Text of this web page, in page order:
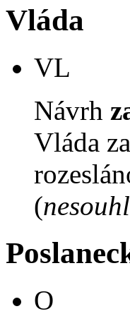
Vláda
VL
Návrh
Vláda
(
O